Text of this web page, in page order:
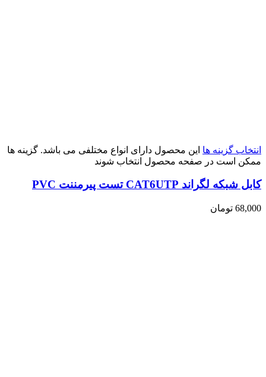
انتخاب گزینه ها این محصول دارای انواع مختلفی می باشد. گزینه ها
ممکن است در صفحه محصول انتخاب شوند
کابل شبکه لگراند CAT6UTP تست پیرمننت PVC
68,000 تومان